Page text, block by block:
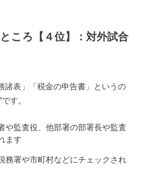
ころ【４位】：対外試合
諸表」「税金の申告書」というの
”です。
や監査役、他部署の部署長や監査
ます
務署や市町村などにチェックされ